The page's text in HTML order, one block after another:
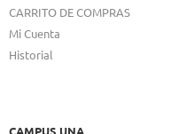
CARRITO DE COMPRAS
Mi Cuenta
Historial
CAMPUS UNA